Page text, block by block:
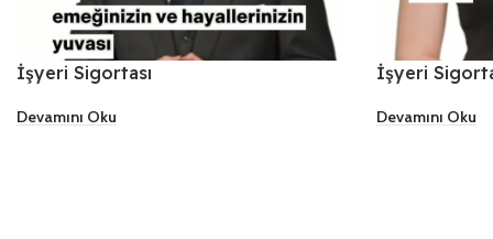
İşyeri Sigortası
Devamını Oku
İşyeri
Devamını Oku